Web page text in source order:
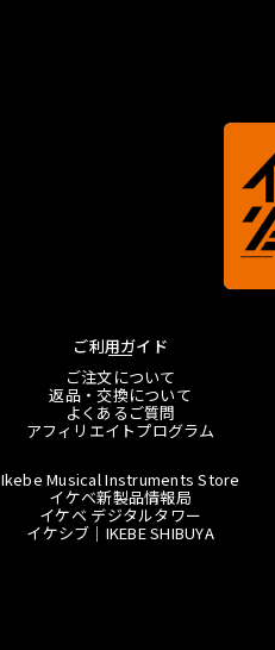
ご利用ガイド
ご注文について
返品・交換について
よくあるご質問
アフィリエイトプログラム
Ikebe Musical Instruments Store
イケベ新製品情報局
イケベ デジタルタワー
イケシブ｜IKEBE SHIBUYA